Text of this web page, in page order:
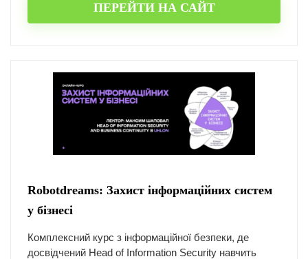
ПЕРЕЙТИ НА САЙТ
Robotdreams: Захист інформаційних систем
у бізнесі
Комплексний курс з інформаційної безпеки, де
досвідчений Head of Information Security навчить